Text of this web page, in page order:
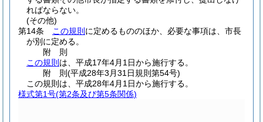
ればならない。
(その他)
第14条
この規則 に定めるもののほか、必要な事項は、市長
が別に定める。
附 則
この規則 は、平成17年4月1日から施行する。
附 則(平成28年3月31日規則第54号)
この規則は、平成28年4月1日から施行する。
様式第1号(第2条及び第5条関係)